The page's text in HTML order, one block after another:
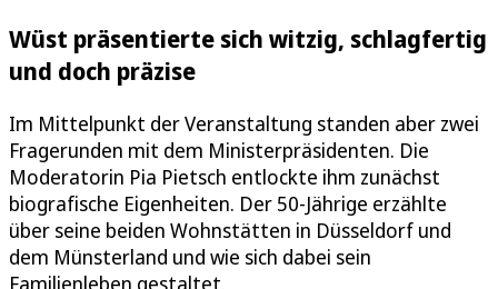
Wüst präsentierte sich witzig, schlagfertig
und doch präzise
Im Mittelpunkt der Veranstaltung standen aber zwei
Fragerunden mit dem Ministerpräsidenten. Die
Moderatorin Pia Pietsch entlockte ihm zunächst
biografische Eigenheiten. Der 50-Jährige erzählte
über seine beiden Wohnstätten in Düsseldorf und
dem Münsterland und wie sich dabei sein
Familienleben gestaltet.